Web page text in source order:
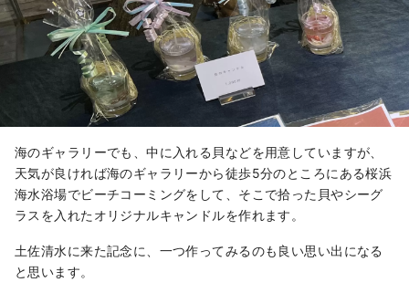
海のギャラリーでも、中に入れる貝などを用意していますが、
天気が良ければ海のギャラリーから徒歩5分のところにある桜浜
海水浴場でビーチコーミングをして、そこで拾った貝やシーグ
ラスを入れたオリジナルキャンドルを作れます。
土佐清水に来た記念に、一つ作ってみるのも良い思い出になる
と思います。